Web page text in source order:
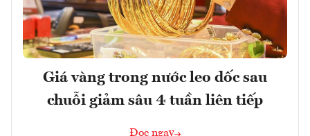
Giá vàng trong nước leo dốc sau
chuỗi giảm sâu 4 tuần liên tiếp
Đọc ngay